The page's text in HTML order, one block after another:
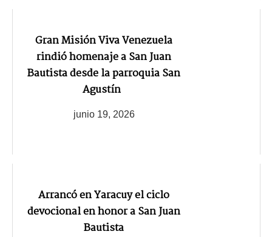
Gran Misión Viva Venezuela
rindió homenaje a San Juan
Bautista desde la parroquia San
Agustín
junio 19, 2026
Arrancó en Yaracuy el ciclo
devocional en honor a San Juan
Bautista